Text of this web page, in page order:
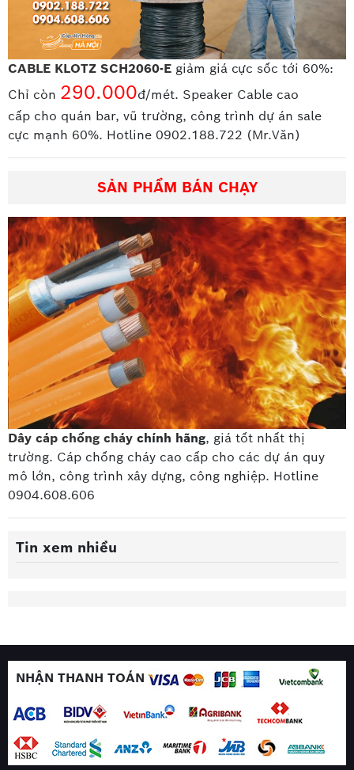
CABLE KLOTZ SCH2060-E giảm giá cực sốc tới 60%:
Chỉ còn 290.000đ/mét. Speaker Cable cao
cấp cho quán bar, vũ trường, công trình dự án sale
cực mạnh 60%. Hotline 0902.188.722 (Mr.Văn)
SẢN PHẨM BÁN CHẠY
Dây cáp chống cháy chính hãng, giá tốt nhất thị
trường. Cáp chống cháy cao cấp cho các dự án quy
mô lớn, công trình xây dựng, công nghiệp. Hotline
0904.608.606
Tin xem nhiều
NHẬN THANH TOÁN